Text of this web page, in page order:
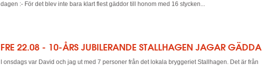
dagen :- För det blev inte bara klart flest gäddor till honom med 16 stycken...
FRE 22.08 - 10-ÅRS JUBILERANDE STALLHAGEN JAGAR GÄDDA
I onsdags var David och jag ut med 7 personer från det lokala bryggeriet Stallhagen. Det är från